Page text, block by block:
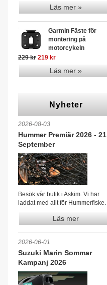
Läs mer »
Garmin Fäste för
montering på
motorcykeln
229 kr 219 kr
Läs mer »
Nyheter
2026-08-03
Hummer Premiär 2026 - 21
September
Besök vår butik i Askim. Vi har
laddat med allt för Hummerfiske.
Läs mer
2026-06-01
Suzuki Marin Sommar
Kampanj 2026